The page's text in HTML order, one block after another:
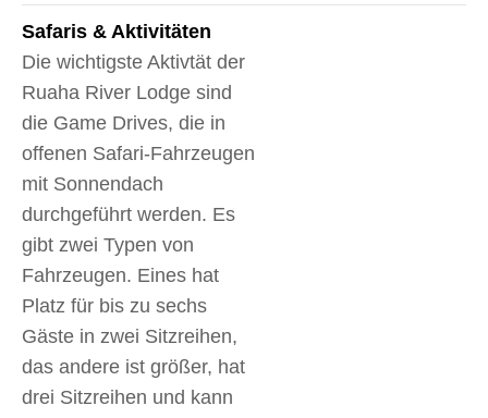
Safaris & Aktivitäten
Die wichtigste Aktivtät der
Ruaha River Lodge sind
die Game Drives, die in
offenen Safari-Fahrzeugen
mit Sonnendach
durchgeführt werden. Es
gibt zwei Typen von
Fahrzeugen. Eines hat
Platz für bis zu sechs
Gäste in zwei Sitzreihen,
das andere ist größer, hat
drei Sitzreihen und kann